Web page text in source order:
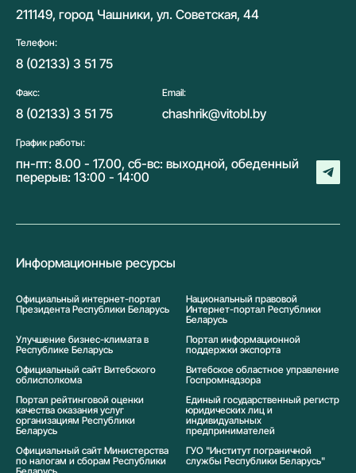
211149, город Чашники, ул. Советская, 44
Телефон:
8 (02133) 3 51 75
Факс:
8 (02133) 3 51 75
Email:
chashrik@vitobl.by
График работы:
пн-пт: 8.00 - 17.00, сб-вс: выходной, обеденный
перерыв: 13:00 - 14:00
Информационные ресурсы
Официальный интернет-портал
Президента Республики Беларусь
Национальный правовой
Интернет-портал Республики
Беларусь
Улучшение бизнес-климата в
Республике Беларусь
Портал информационной
поддержки экспорта
Официальный сайт Витебского
облисполкома
Витебское областное управление
Госпромнадзора
Портал рейтинговой оценки
качества оказания услуг
организациям Республики
Беларусь
Единый государственный регистр
юридических лиц и
индивидуальных
предпринимателей
Официальный сайт Министерства
по налогам и сборам Республики
ГУО "Институт пограничной
службы Республики Беларусь"